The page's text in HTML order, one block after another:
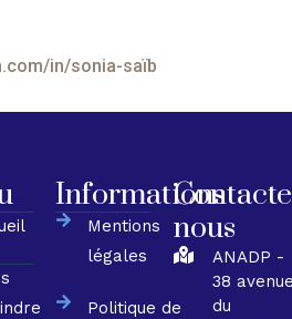
in/sonia-saïb
Informations
Mentions
légales
Politique de
nous
ANADP -
38
du